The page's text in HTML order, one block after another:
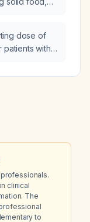
thedose of
with
clinical
The
to